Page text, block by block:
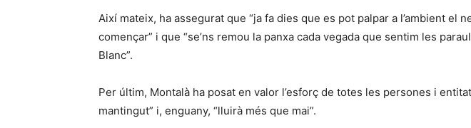
Així mateix, ha assegurat que “ja fa dies que es pot palpar a l’ambient el
començar” i que “se’ns remou la panxa cada vegada que sentim les
Blanc”.
Per últim, Montalà ha posat en valor l’esforç de totes les persones i
mantingut” i, enguany, “lluirà més que mai”.